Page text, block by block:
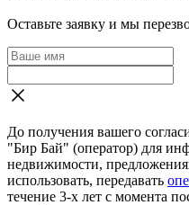
Оставьте заявку и мы
До получения вашего
"Бир Бай" (оператор) для
недвижимости,
использовать, передавать
течение 3-х лет с момента